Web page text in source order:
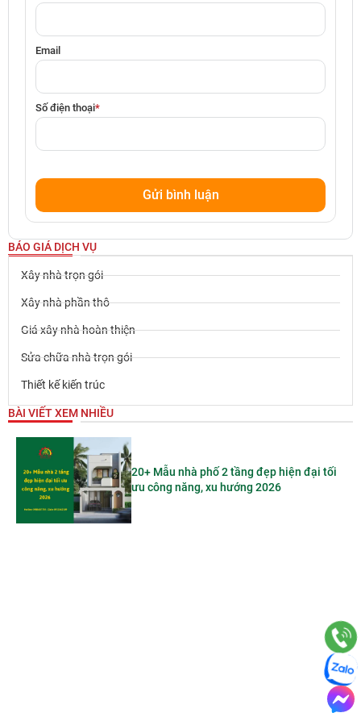
Email
Số điện thoại*
BÁO GIÁ DỊCH VỤ
Xây nhà trọn gói
Xây nhà phần thô
Giá xây nhà hoàn thiện
Sửa chữa nhà trọn gói
Thiết kế kiến trúc
BÀI VIẾT XEM NHIỀU
20+ Mẫu nhà phố 2 tầng đẹp hiện đại tối
ưu công năng, xu hướng 2026